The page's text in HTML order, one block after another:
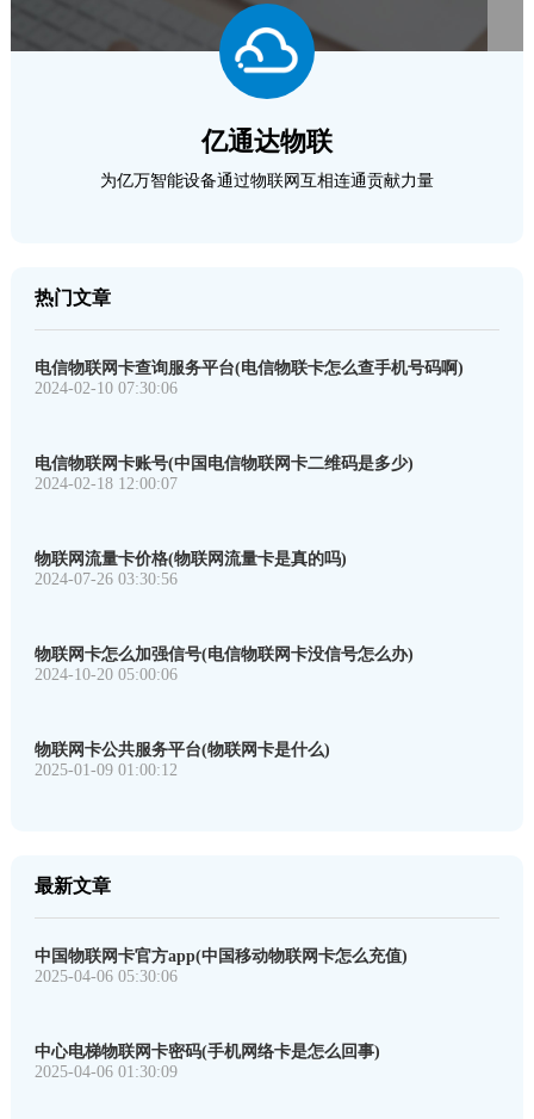
亿通达物联
为亿万智能设备通过物联网互相连通贡献力量
热门文章
电信物联网卡查询服务平台(电信物联卡怎么查手机号码啊)
2024-02-10 07:30:06
电信物联网卡账号(中国电信物联网卡二维码是多少)
2024-02-18 12:00:07
物联网流量卡价格(物联网流量卡是真的吗)
2024-07-26 03:30:56
物联网卡怎么加强信号(电信物联网卡没信号怎么办)
2024-10-20 05:00:06
物联网卡公共服务平台(物联网卡是什么)
2025-01-09 01:00:12
最新文章
中国物联网卡官方app(中国移动物联网卡怎么充值)
2025-04-06 05:30:06
中心电梯物联网卡密码(手机网络卡是怎么回事)
2025-04-06 01:30:09